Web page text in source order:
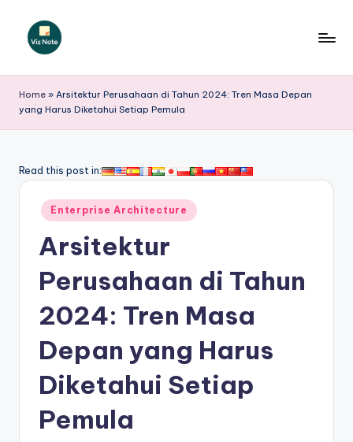
iz
N
t
si
Home » Arsitektur Perusahaan di Tahun 2024: Tren Masa Depan
yang Harus Diketahui Setiap Pemula
Read this post in:
Posted
in
Enterprise Architecture
Arsitektur
Perusahaan di Tahun
2024: Tren Masa
Depan yang Harus
Diketahui Setiap
Pemula